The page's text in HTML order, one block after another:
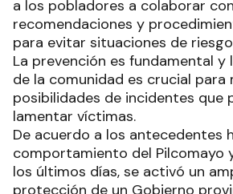
a los pobladores a colaborar
recomendaciones y
para evitar situaciones de
La prevención es fundamental y
de la comunidad es crucial para
posibilidades de incidentes que
lamentar víctimas.
De acuerdo a los antecedentes
comportamiento del Pilcomayo
los últimos días, se activó un
protección de un Gobierno